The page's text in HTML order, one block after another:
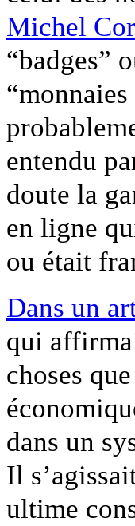
Michel
“badges”
entendu
doute la
en ligne
ou était
Dans un
qui
choses
dans un
Il
ultime